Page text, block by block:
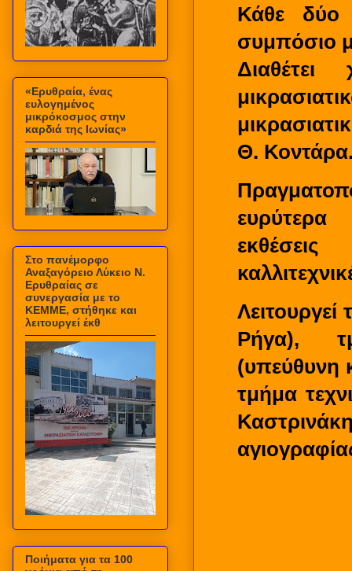
Κάθε δύο
συμπόσιο
Διαθέτει
Θ.
ευρύτερα
Ρήγα),
(υπεύθυνη
τμήμα
«Ερυθραία, ένας
ευλογημένος
μικρόκοσμος στην
καρδιά της Ιωνίας»
Στο πανέμορφο
Αναξαγόρειο Λύκειο Ν.
Ερυθραίας σε
συνεργασία με το
ΚΕΜΜΕ, στήθηκε και
λειτουργεί έκθ
Ποιήματα για τα 100